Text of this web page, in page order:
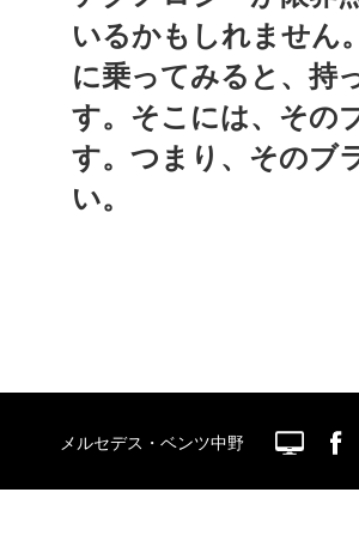
いるかもしれません。
に乗ってみると、持
す。そこには、その
す。つまり、そのブ
い。
メルセデス・ベンツ中野